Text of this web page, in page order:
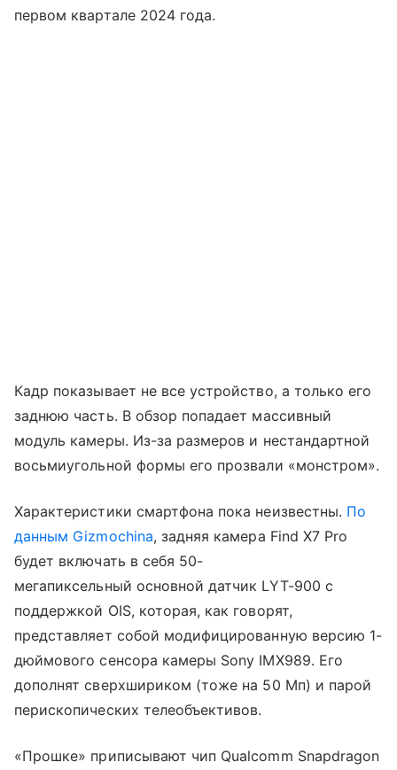
первом квартале 2024 года.
Кадр показывает не все устройство, а только его
заднюю часть. В обзор попадает массивный
модуль камеры. Из-за размеров и нестандартной
восьмиугольной формы его прозвали «монстром».
Характеристики смартфона пока неизвестны. По
данным Gizmochina, задняя камера Find X7 Pro
будет включать в себя 50-
мегапиксельный основной датчик LYT-900 с
поддержкой OIS, которая, как говорят,
представляет собой модифицированную версию 1-
дюймового сенсора камеры Sony IMX989. Его
дополнят сверхшириком (тоже на 50 Мп) и парой
перископических телеобъективов.
«Прошке» приписывают чип Qualcomm Snapdragon